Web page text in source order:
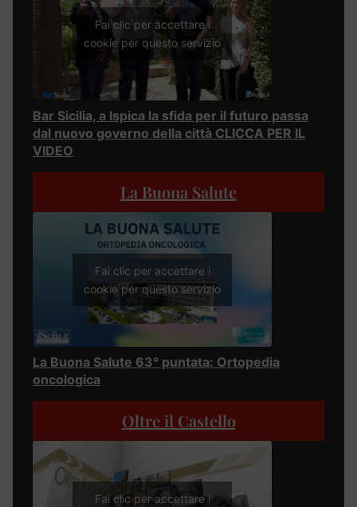
Fai clic per accettare i
cookie per questo servizio
Bar Sicilia, a Ispica la sfida per il futuro passa
dal nuovo governo della città CLICCA PER IL
VIDEO
La Buona Salute
Fai clic per accettare i
cookie per questo servizio
La Buona Salute 63° puntata: Ortopedia
oncologica
Oltre il Castello
Fai clic per accettare i